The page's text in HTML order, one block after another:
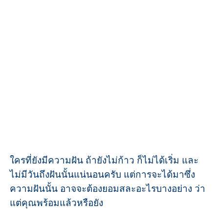
ใครที่ยังมีความฝัน ถ้ายังไม่ก้าว ก็ไม่ได้เริ่ม และ
ไม่มีวันถึงฝันนั้นแน่นอนครับ แต่การจะได้มาซึ่ง
ความฝันนั้น อาจจะต้องยอมสละอะไรบางอย่าง ว่า
แต่คุณพร้อมแล้วหรือยัง